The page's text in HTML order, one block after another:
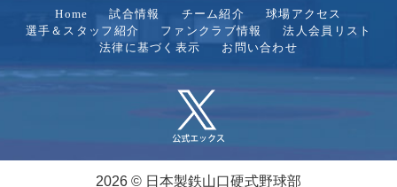
Home 試合情報 チーム紹介
球場アクセス
選手＆スタッフ紹介
ファンクラブ情報
法人会員リスト
法律に基づく表示
お問い合わせ
2026 © 日本製鉄山口硬式野球部